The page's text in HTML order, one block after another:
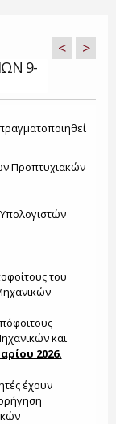
9-
< >
Προπτυχιακών
του
και
2026.
έχουν